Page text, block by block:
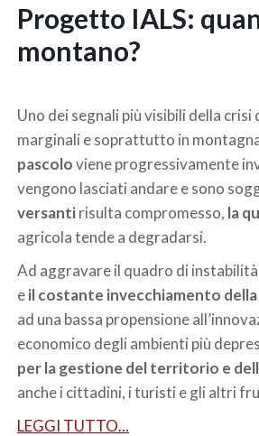
Progetto IALS:
montano?
Uno dei segnali più visibili della
marginali e soprattutto in
pascoloviene progressivamente
vengono lasciati andare e sono
versantirisulta compromesso, la
agricola tende a degradarsi.
Ad aggravare il quadro di
eil costante invecchiamento
ad una bassa propensione
economico degli ambienti più
per la gestione del territorio e
anche i cittadini, i turisti e gli altri
LEGGI TUTTO...